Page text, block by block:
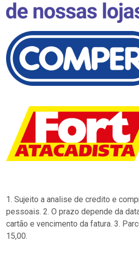
1. Sujeito a analise de credito e
pessoais. 2. O prazo depende da
cartão e vencimento da fatura. 3.
15,00.